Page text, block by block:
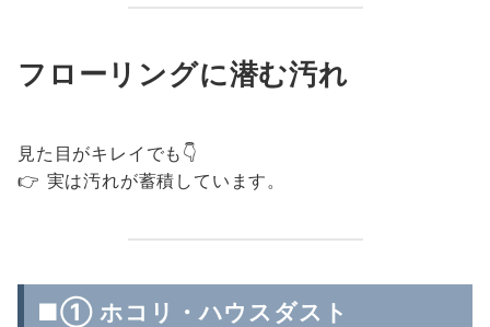
フローリングに潜む汚れ
見た目がキレイでも👇
👉 実は汚れが蓄積しています。
■① ホコリ・ハウスダスト